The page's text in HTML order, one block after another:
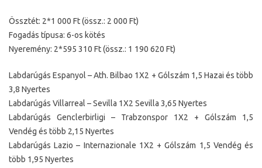
Össztét: 2*1 000 Ft (össz.: 2 000 Ft)
Fogadás típusa: 6-os kötés
Nyeremény: 2*595 310 Ft (össz.: 1 190 620 Ft)
Labdarúgás Espanyol – Ath. Bilbao 1X2 + Gólszám 1,5 Hazai és több
3,8 Nyertes
Labdarúgás Villarreal – Sevilla 1X2 Sevilla 3,65 Nyertes
Labdarúgás Genclerbirligi – Trabzonspor 1X2 + Gólszám 1,5
Vendég és több 2,15 Nyertes
Labdarúgás Lazio – Internazionale 1X2 + Gólszám 1,5 Vendég és
több 1,95 Nyertes